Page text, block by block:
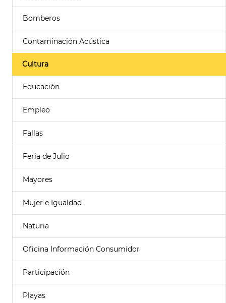
Bomberos
Contaminación Acústica
Cultura
Educación
Empleo
Fallas
Feria de Julio
Mayores
Mujer e Igualdad
Naturia
Oficina Información Consumidor
Participación
Playas